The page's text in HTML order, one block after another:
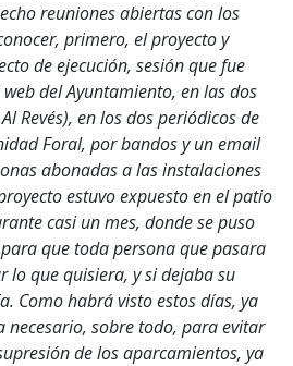
reuniones abiertas con los
primero, el proyecto y
de ejecución, sesión que fue
del Ayuntamiento, en las dos
Revés), en los dos periódicos de
Foral, por bandos y un email
abonadas a las instalaciones
estuvo expuesto en el patio
casi un mes, donde se puso
que toda persona que pasara
lo que quisiera, y si dejaba su
Como habrá visto estos días, ya
necesario, sobre todo, para evitar
de los aparcamientos, ya